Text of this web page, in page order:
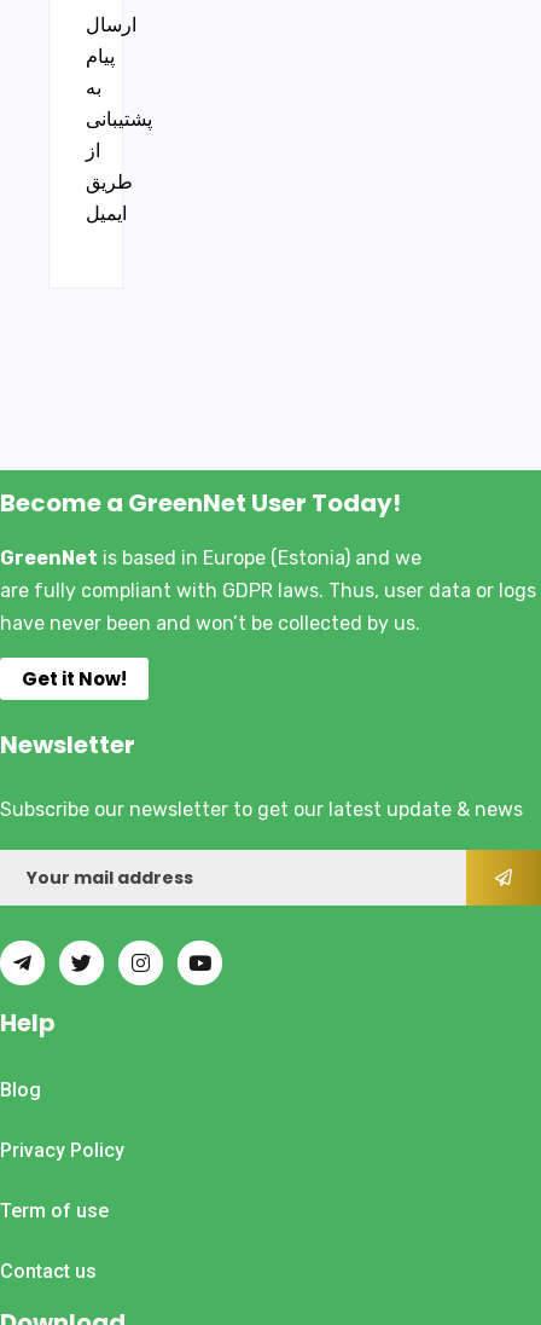
ارسال
پیام
به
پشتیبانی
از
طریق
ایمیل
Become a GreenNet User Today!
GreenNet is based in Europe (Estonia) and we
are fully compliant with GDPR laws. Thus, user data or logs
have never been and won’t be collected by us.
Get it Now!
Newsletter
Subscribe our newsletter to get our latest update & news
Help
Blog
Privacy Policy
Term of use
Contact us